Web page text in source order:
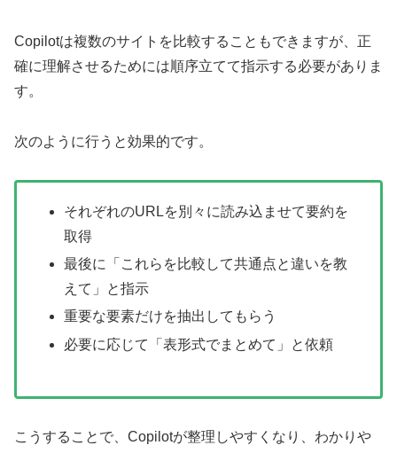
Copilotは複数のサイトを比較することもできますが、正
確に理解させるためには順序立てて指示する必要がありま
す。
次のように行うと効果的です。
それぞれのURLを別々に読み込ませて要約を
取得
最後に「これらを比較して共通点と違いを教
えて」と指示
重要な要素だけを抽出してもらう
必要に応じて「表形式でまとめて」と依頼
こうすることで、Copilotが整理しやすくなり、わかりや